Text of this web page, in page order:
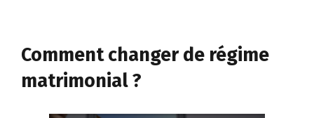
Comment changer de régime
matrimonial ?